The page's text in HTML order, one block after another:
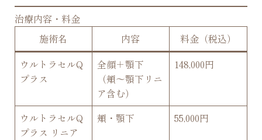
治療内容・料金
施術名
内容
料金（税込）
ウルトラセルQ
プラス
全顔＋顎下
（頬〜顎下リニ
ア含む）
148,000円
ウルトラセルQ
プラス リニア
頬・顎下 55,000円